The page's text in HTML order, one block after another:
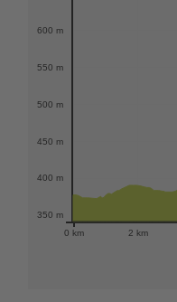
0 km 2 km
350 m
400 m
450 m
500 m
550 m
600 m